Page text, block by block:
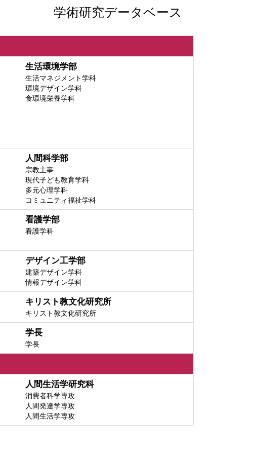
学術研究データベース
生活環境学部
生活マネジメント学科
環境デザイン学科
食環境栄養学科
人間科学部
宗教主事
現代子ども教育学科
多元心理学科
コミュニティ福祉学科
看護学部
看護学科
デザイン工学部
建築デザイン学科
情報デザイン学科
キリスト教文化研究所
キリスト教文化研究所
学長
学長
人間生活学研究科
消費者科学専攻
人間発達学専攻
人間生活学専攻